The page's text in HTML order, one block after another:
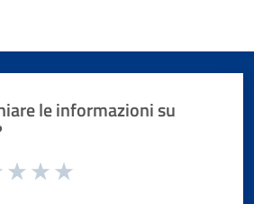
le informazioni su
pagina